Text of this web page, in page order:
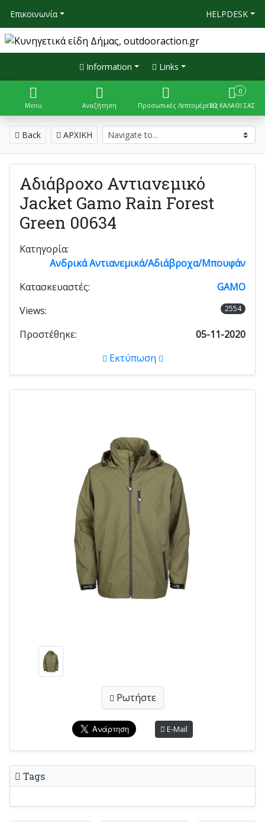
Επικοινωνία HELPDESK
Information Links
Menu Αναζήτηση Προσωπικές Λεπτομέρειες
0
ΤΟ ΚΑΛΑΘΙ ΣΑΣ
Back ΑΡΧΙΚΗ
Αδιάβροχο Αντιανεμικό
Jacket Gamo Rain Forest
Green 00634
Κατηγορία:
Ανδρικά Αντιανεμικά/Αδιάβροχα/Μπουφάν
Κατασκευαστές:
GAMO
Views:
2554
Προστέθηκε:
05-11-2020
Εκτύπωση
Ρωτήστε
E-Mail
Tags